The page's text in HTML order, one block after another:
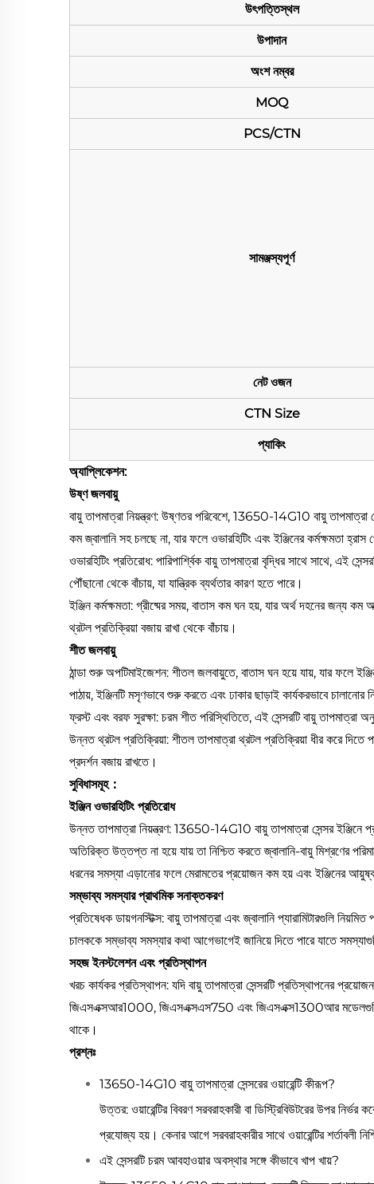
উৎপত্তিস্থল
উপাদান
অংশ নম্বর
MOQ
PCS/CTN
সামঞ্জস্যপূর্ণ
নেট ওজন
CTN Size
প্যাকিং
অ্যাপ্লিকেশন:
উষ্ণ জলবায়ু
বায়ু তাপমাত্রা নিয়ন্ত্রণ: উষ্ণতর পরিবেশে, 13650-14G10 বায়ু তাপমাত্রা
কম জ্বালানি সহ চলছে না, যার ফলে ওভারহিটিং এবং ইঞ্জিনের কর্মক্ষমতা হ্রাস
ওভারহিটিং প্রতিরোধ: পারিপার্শ্বিক বায়ু তাপমাত্রা বৃদ্ধির সাথে সাথে, এই
পৌঁছানো থেকে বাঁচায়, যা যান্ত্রিক ব্যর্থতার কারণ হতে পারে।
ইঞ্জিন কর্মক্ষমতা: গ্রীষ্মের সময়, বাতাস কম ঘন হয়, যার অর্থ দহনের জন্য
থ্রটল প্রতিক্রিয়া বজায় রাখা থেকে বাঁচায়।
শীত জলবায়ু
ঠান্ডা শুরু অপটিমাইজেশন: শীতল জলবায়ুতে, বাতাস ঘন হয়ে যায়, যার ফলে
পাঠায়, ইঞ্জিনটি মসৃণভাবে শুরু করতে এবং ঢাকার ছাড়াই কার্যকরভাবে চালানোর
ফ্রস্ট এবং বরফ সুরক্ষা: চরম শীত পরিস্থিতিতে, এই সেন্সরটি বায়ু তাপমাত্রা
উন্নত থ্রটল প্রতিক্রিয়া: শীতল তাপমাত্রা থ্রটল প্রতিক্রিয়া ধীর করে দিতে
প্রদর্শন বজায় রাখতে।
সুবিধাসমূহ：
ইঞ্জিন ওভারহিটিং প্রতিরোধ
উন্নত তাপমাত্রা নিয়ন্ত্রণ: 13650-14G10 বায়ু তাপমাত্রা সেন্সর ইঞ্জিনে
অতিরিক্ত উত্তপ্ত না হয়ে যায় তা নিশ্চিত করতে জ্বালানি-বায়ু মিশ্রণের
ধরনের সমস্যা এড়ানোর ফলে মেরামতের প্রয়োজন কম হয় এবং ইঞ্জিনের
সম্ভাব্য সমস্যার প্রাথমিক সনাক্তকরণ
প্রতিষেধক ডায়গনস্টিক্স: বায়ু তাপমাত্রা এবং জ্বালানি প্যারামিটারগুলি
চালককে সম্ভাব্য সমস্যার কথা আগেভাগেই জানিয়ে দিতে পারে যাতে
সহজ ইনস্টলেশন এবং প্রতিস্থাপন
খরচ কার্যকর প্রতিস্থাপন: যদি বায়ু তাপমাত্রা সেন্সরটি প্রতিস্থাপনের
জিএসএক্সআর1000, জিএসএক্সএস750 এবং জিএসএক্স1300আর মডেলগুলির
থাকে।
প্রশ্নঃ
13650-14G10 বায়ু তাপমাত্রা সেন্সরের ওয়ারেন্টি কীরূপ?
উত্তর: ওয়ারেন্টির বিবরণ সরবরাহকারী বা ডিস্ট্রিবিউটরের উপর
প্রযোজ্য হয়। কেনার আগে সরবরাহকারীর সাথে ওয়ারেন্টির শর্তাবলী
এই সেন্সরটি চরম আবহাওয়ার অবস্থার সঙ্গে কীভাবে খাপ খায়?